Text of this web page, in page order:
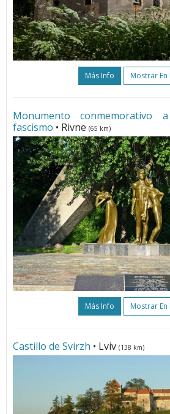
Más Info Mostrar En
Monumento conmemorativo
fascismo • Rivne (65 km)
Más Info Mostrar En
Castillo de Svirzh • Lviv (138 km)